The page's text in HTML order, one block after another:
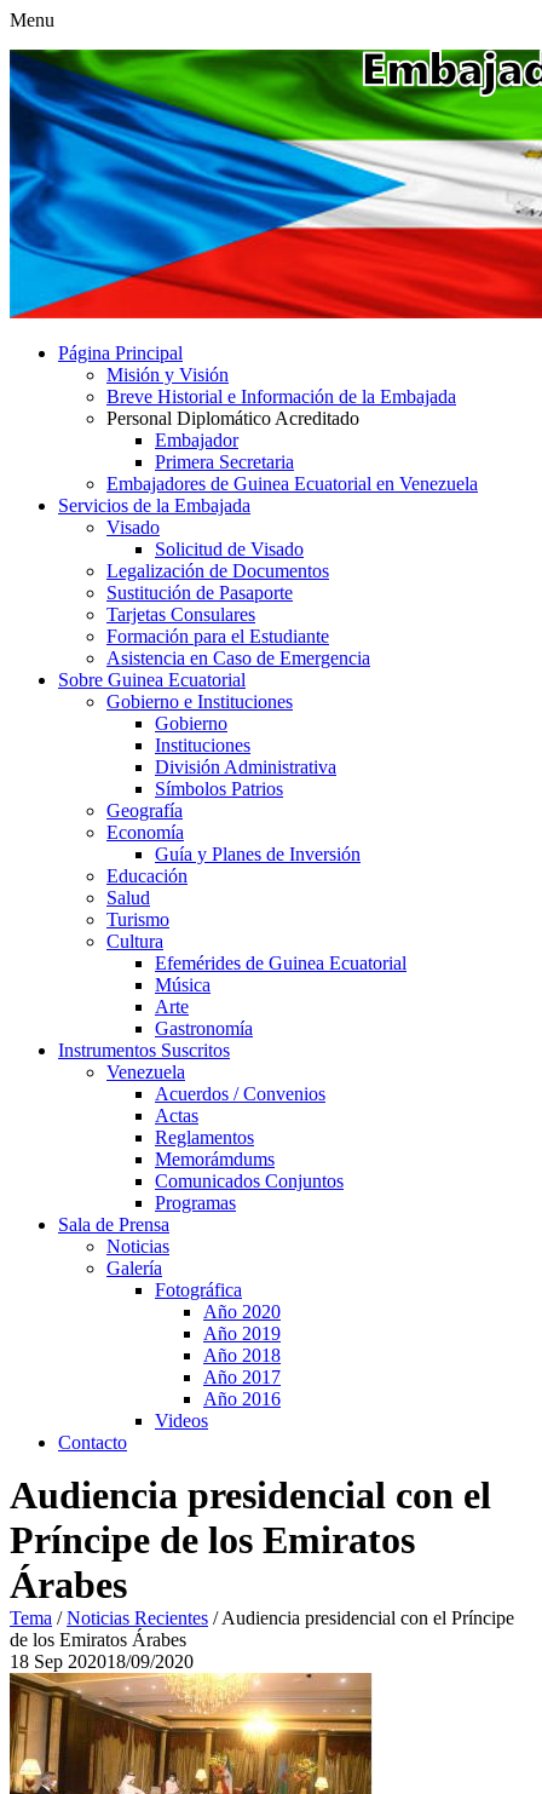
Menu
Página Principal
Misión y Visión
Breve Historial e Información de la Embajada
Personal Diplomático Acreditado
Embajador
Primera Secretaria
Embajadores de Guinea Ecuatorial en Venezuela
Servicios de la Embajada
Visado
Solicitud de Visado
Legalización de Documentos
Sustitución de Pasaporte
Tarjetas Consulares
Formación para el Estudiante
Asistencia en Caso de Emergencia
Sobre Guinea Ecuatorial
Gobierno e Instituciones
Gobierno
Instituciones
División Administrativa
Símbolos Patrios
Geografía
Economía
Guía y Planes de Inversión
Educación
Salud
Turismo
Cultura
Efemérides de Guinea Ecuatorial
Música
Arte
Gastronomía
Instrumentos Suscritos
Venezuela
Acuerdos / Convenios
Actas
Reglamentos
Memorámdums
Comunicados Conjuntos
Programas
Sala de Prensa
Noticias
Galería
Fotográfica
Año 2020
Año 2019
Año 2018
Año 2017
Año 2016
Videos
Contacto
Audiencia presidencial con el
Príncipe de los Emiratos
Árabes
Tema /Noticias Recientes /Audiencia presidencial con el Príncipe
de los Emiratos Árabes
18 Sep 202018/09/2020